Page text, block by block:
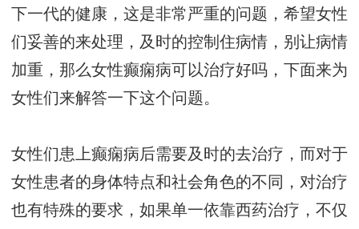
下一代的健康，这是非常严重的问题，希望女性
们妥善的来处理，及时的控制住病情，别让病情
加重，那么女性癫痫病可以治疗好吗，下面来为
女性们来解答一下这个问题。
女性们患上癫痫病后需要及时的去治疗，而对于
女性患者的身体特点和社会角色的不同，对治疗
也有特殊的要求，如果单一依靠西药治疗，不仅